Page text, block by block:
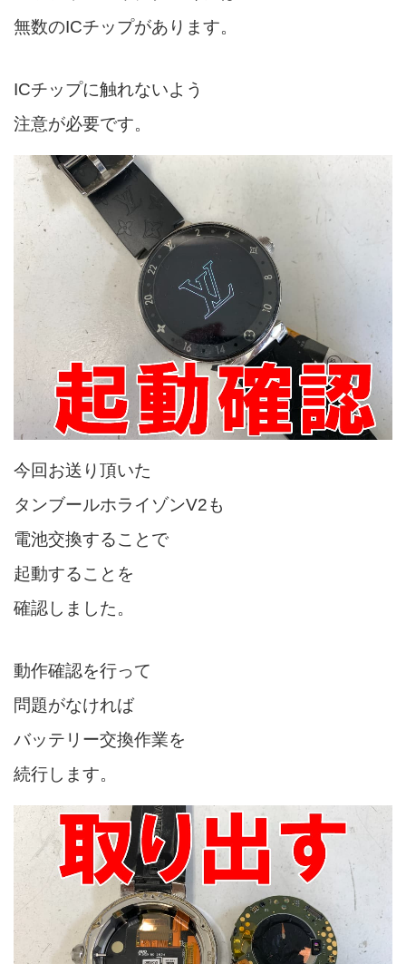
無数のICチップがあります。
ICチップに触れないよう
注意が必要です。
今回お送り頂いた
タンブールホライゾンV2も
電池交換することで
起動することを
確認しました。
動作確認を行って
問題がなければ
バッテリー交換作業を
続行します。